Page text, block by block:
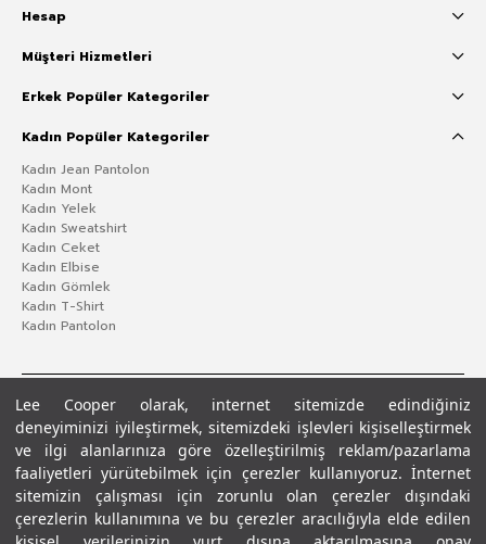
Lee Cooper olarak, internet sitemizde edindiğiniz
deneyiminizi iyileştirmek, sitemizdeki işlevleri kişiselleştirmek
ve ilgi alanlarınıza göre özelleştirilmiş reklam/pazarlama
faaliyetleri yürütebilmek için çerezler kullanıyoruz. İnternet
sitemizin çalışması için zorunlu olan çerezler dışındaki
çerezlerin kullanımına ve bu çerezler aracılığıyla elde edilen
Hesap
Müşteri Hizmetleri
Erkek Popüler Kategoriler
Kadın Popüler Kategoriler
Kadın Jean Pantolon
Kadın Mont
Kadın Yelek
Kadın Sweatshirt
Kadın Ceket
Kadın Elbise
Kadın Gömlek
Kadın T-Shirt
Kadın Pantolon
Gizlilik PolitikasıÇerez Politikası KVKK Aydınlatma MetniŞartlar ve Koşullar